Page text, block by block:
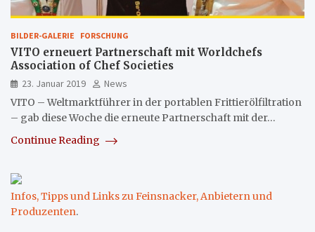
BILDER-GALERIE FORSCHUNG
VITO erneuert Partnerschaft mit Worldchefs
Association of Chef Societies
23. Januar 2019
News
VITO – Weltmarktführer in der portablen Frittierölfiltration
– gab diese Woche die erneute Partnerschaft mit der…
Continue Reading
Infos, Tipps und Links zu Feinsnacker, Anbietern und
Produzenten.